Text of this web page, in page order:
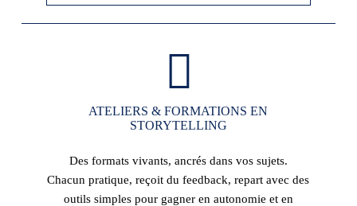
ATELIERS & FORMATIONS EN
STORYTELLING
Des formats vivants, ancrés dans vos sujets.
Chacun pratique, reçoit du feedback, repart avec des
outils simples pour gagner en autonomie et en